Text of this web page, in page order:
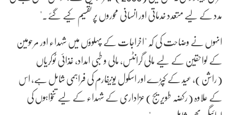
مدد کے لیے متعدد خدماتی اور انسانی محوروں پر تقسیم کیے گئے۔"
انہوں نے وضاحت کی کہ "اخراجات کے پہلوؤں میں شہداء اور مرحومین
کے لواحقین کے لیے مالی گرانٹس، مالی و طبی امداد، غذائی ٹوکریاں
(راشن)، عید کے کپڑے اور اسکول یونیفارم کی فراہمی شامل ہے، اس
کے علاوہ (رکضہ طویریج) عزاداری کے شہداء کے لیے تنخواہوں کی